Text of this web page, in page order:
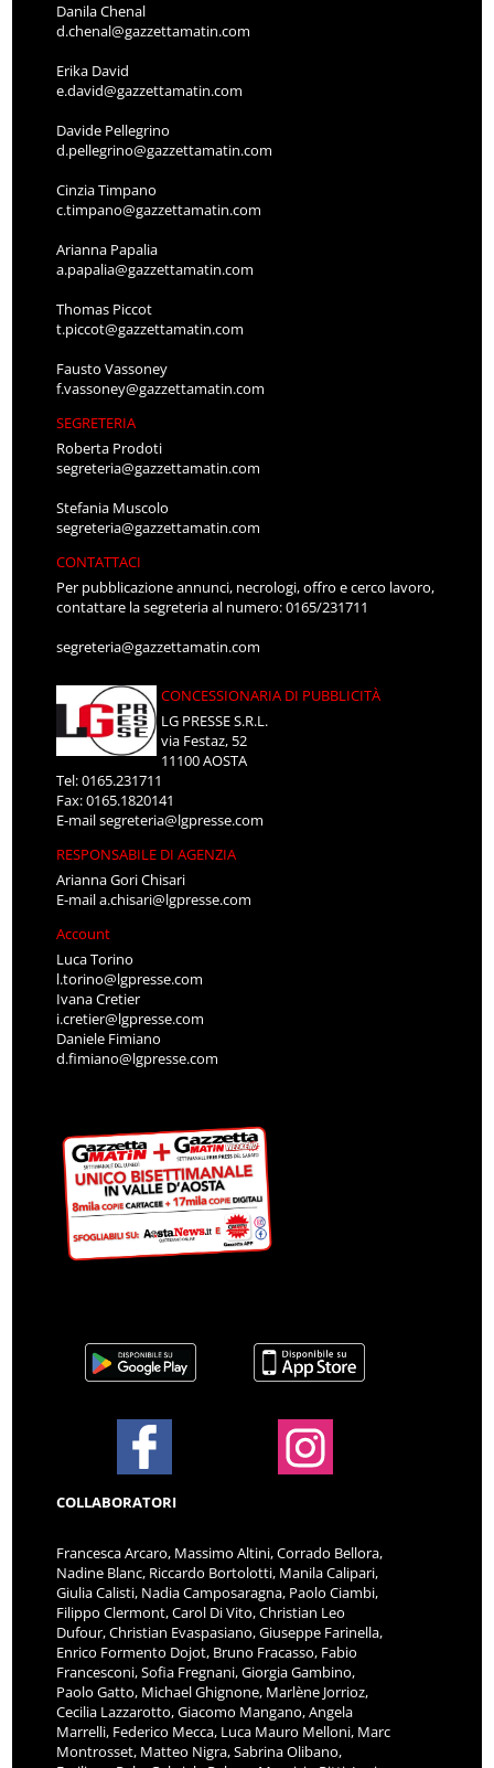
Danila Chenal
d.chenal@gazzettamatin.com
Erika David
e.david@gazzettamatin.com
Davide Pellegrino
d.pellegrino@gazzettamatin.com
Cinzia Timpano
c.timpano@gazzettamatin.com
Arianna Papalia
a.papalia@gazzettamatin.com
Thomas Piccot
t.piccot@gazzettamatin.com
Fausto Vassoney
f.vassoney@gazzettamatin.com
SEGRETERIA
Roberta Prodoti
segreteria@gazzettamatin.com
Stefania Muscolo
segreteria@gazzettamatin.com
CONTATTACI
Per pubblicazione annunci, necrologi, offro e cerco lavoro,
contattare la segreteria al numero: 0165/231711
segreteria@gazzettamatin.com
CONCESSIONARIA DI PUBBLICITÀ
LG PRESSE S.R.L.
via Festaz, 52
11100 AOSTA
Tel: 0165.231711
Fax: 0165.1820141
E-mailsegreteria@lgpresse.com
RESPONSABILE DI AGENZIA
Arianna Gori Chisari
E-maila.chisari@lgpresse.com
Account
Luca Torino
l.torino@lgpresse.com
Ivana Cretier
i.cretier@lgpresse.com
Daniele Fimiano
d.fimiano@lgpresse.com
COLLABORATORI
Francesca Arcaro, Massimo Altini, Corrado Bellora,
Nadine Blanc, Riccardo Bortolotti, Manila Calipari,
Giulia Calisti, Nadia Camposaragna, Paolo Ciambi,
Filippo Clermont, Carol Di Vito, Christian Leo
Dufour, Christian Evaspasiano, Giuseppe Farinella,
Enrico Formento Dojot, Bruno Fracasso, Fabio
Francesconi, Sofia Fregnani, Giorgia Gambino,
Paolo Gatto, Michael Ghignone, Marlène Jorrioz,
Cecilia Lazzarotto, Giacomo Mangano, Angela
Marrelli, Federico Mecca, Luca Mauro Melloni, Marc
Montrosset, Matteo Nigra, Sabrina Olibano,